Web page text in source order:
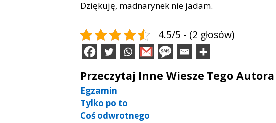
Dziękuję, madnarynek nie jadam.
4.5/5 - (2 głosów)
Przeczytaj Inne Wiesze Tego Autora
Egzamin
Tylko po to
Coś odwrotnego